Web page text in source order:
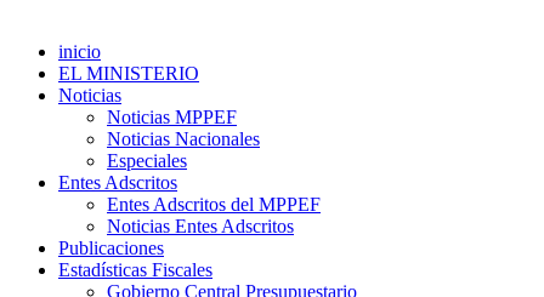
inicio
EL MINISTERIO
Noticias
Noticias MPPEF
Noticias Nacionales
Especiales
Entes Adscritos
Entes Adscritos del MPPEF
Noticias Entes Adscritos
Publicaciones
Estadísticas Fiscales
Gobierno Central Presupuestario